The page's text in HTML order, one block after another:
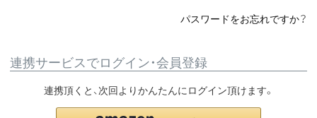
パスワードをお忘れですか？
連携サービスでログイン・会員登録
連携頂くと、次回よりかんたんにログイン頂けます。